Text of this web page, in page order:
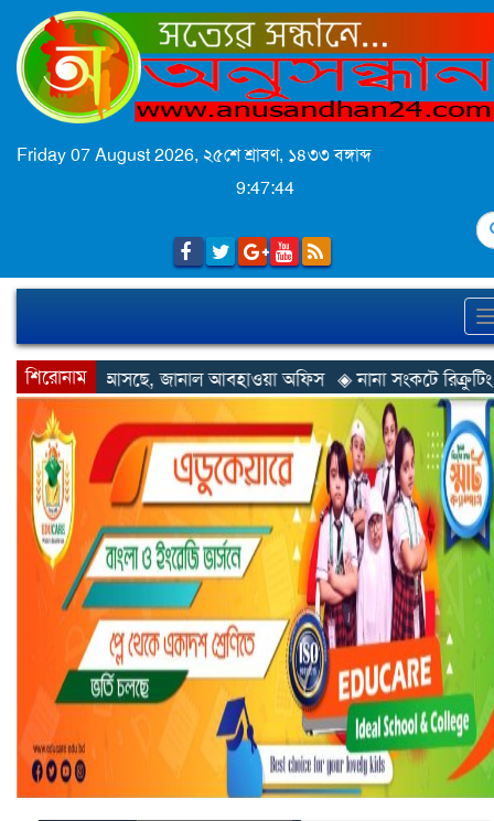
Friday 07 August 2026, ২৫শে শ্রাবণ, ১৪৩৩ বঙ্গাব্দ
9:47:46
শিরোনাম
আবহাওয়া অফিস ◈ নানা সংকটে রিক্রুটিং এজেন্সি, হুমকির মুখে শ্রম